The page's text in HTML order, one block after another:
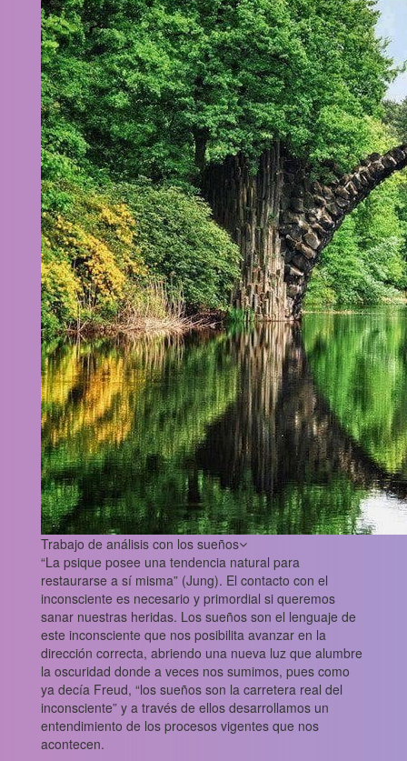
Trabajo de análisis con los sueños
“La psique posee una tendencia natural para
restaurarse a sí misma” (Jung). El contacto con el
inconsciente es necesario y primordial si queremos
sanar nuestras heridas. Los sueños son el lenguaje de
este inconsciente que nos posibilita avanzar en la
dirección correcta, abriendo una nueva luz que alumbre
la oscuridad donde a veces nos sumimos, pues como
ya decía Freud, “los sueños son la carretera real del
inconsciente” y a través de ellos desarrollamos un
entendimiento de los procesos vigentes que nos
acontecen.